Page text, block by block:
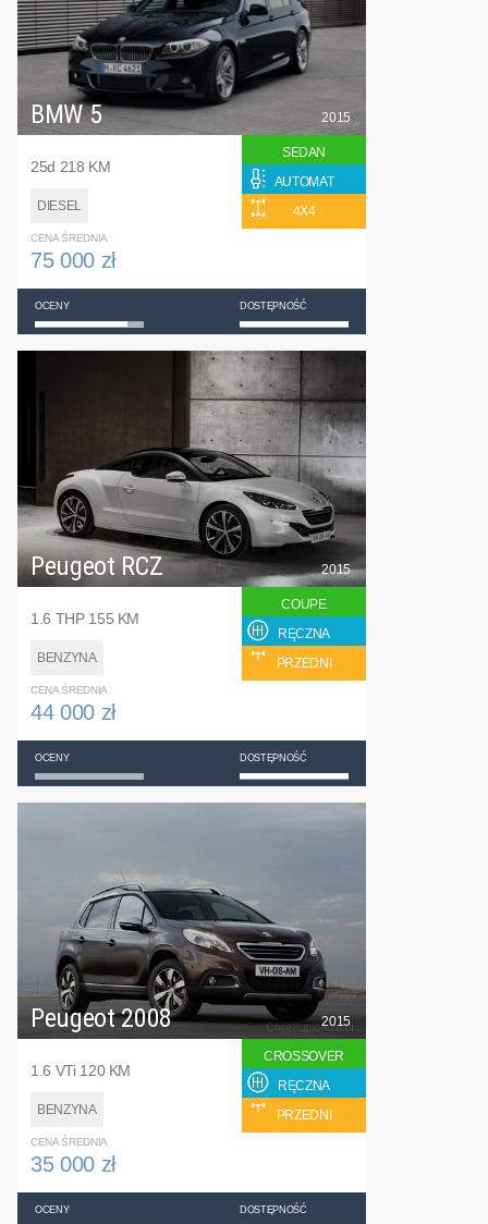
BMW 5
25d 218 KM
DIESEL
2015
SEDAN
AUTOMAT
4X4
CENA ŚREDNIA
75 000 zł
OCENY DOSTĘPNOŚĆ
Peugeot RCZ
1.6 THP 155 KM
BENZYNA
2015
COUPE
RĘCZNA
PRZEDNI
CENA ŚREDNIA
44 000 zł
OCENY DOSTĘPNOŚĆ
Peugeot 2008
1.6 VTi 120 KM
BENZYNA
2015
CROSSOVER
RĘCZNA
PRZEDNI
CENA ŚREDNIA
35 000 zł
OCENY DOSTĘPNOŚĆ